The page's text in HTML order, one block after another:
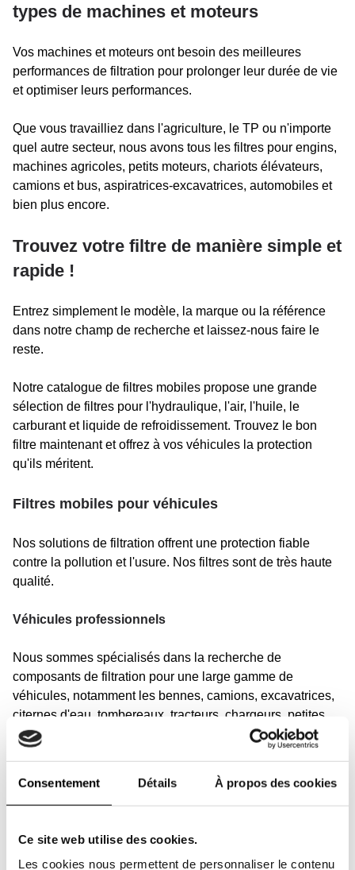
Consentement Détails À propos des cookies
Ce site web utilise des cookies.
Les cookies nous permettent de personnaliser le contenu
types de machines et moteurs
Vos machines et moteurs ont besoin des meilleures
performances de filtration pour prolonger leur durée de vie
et optimiser leurs performances.
Que vous travailliez dans l'agriculture, le TP ou n'importe
quel autre secteur, nous avons tous les filtres pour engins,
machines agricoles, petits moteurs, chariots élévateurs,
camions et bus, aspiratrices-excavatrices, automobiles et
bien plus encore.
Trouvez votre filtre de manière simple et
rapide !
Entrez simplement le modèle, la marque ou la référence
dans notre champ de recherche et laissez-nous faire le
reste.
Notre catalogue de filtres mobiles propose une grande
sélection de filtres pour l'hydraulique, l'air, l'huile, le
carburant et liquide de refroidissement. Trouvez le bon
filtre maintenant et offrez à vos véhicules la protection
qu'ils méritent.
Filtres mobiles pour véhicules
Nos solutions de filtration offrent une protection fiable
contre la pollution et l'usure. Nos filtres sont de très haute
qualité.
Véhicules professionnels
Nous sommes spécialisés dans la recherche de
composants de filtration pour une large gamme de
véhicules, notamment les bennes, camions, excavatrices,
citernes d'eau, tombereaux, tracteurs, chargeurs, petites
grues, pelleteuses, chariots élévateurs ainsi que les
Notre gamme de filtres couvre également toutes marques
encore. Ici, vous trouverez des filtres équivalents et
originaux pour les machines de ces marques et d'autres :